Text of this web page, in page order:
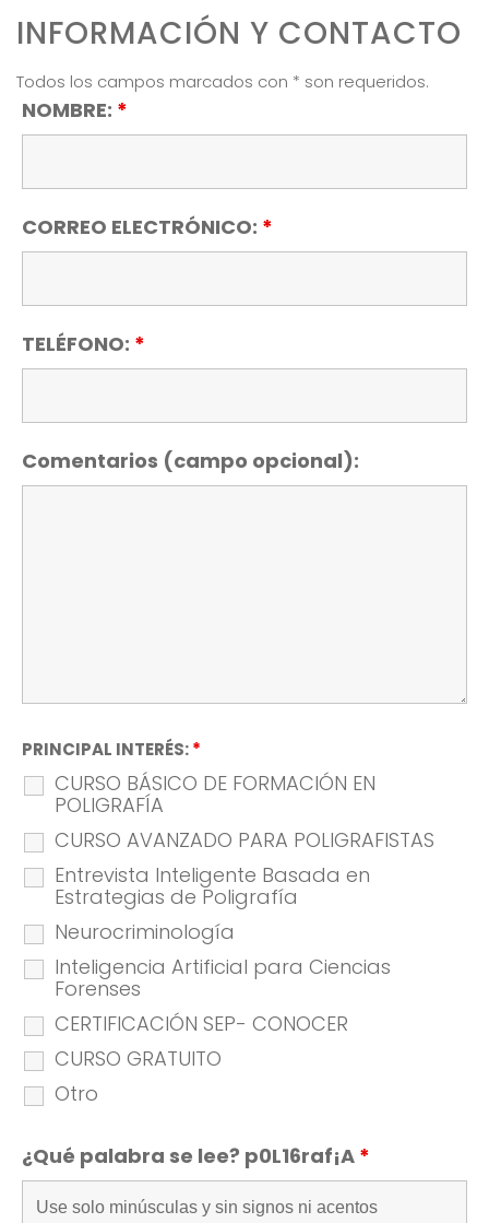
INFORMACIÓN Y CONTACTO
Todos los campos marcados con * son requeridos.
NOMBRE: *
CORREO ELECTRÓNICO: *
TELÉFONO: *
Comentarios (campo opcional):
PRINCIPAL INTERÉS:*
CURSO BÁSICO DE FORMACIÓN EN
POLIGRAFÍA
CURSO AVANZADO PARA POLIGRAFISTAS
Entrevista Inteligente Basada en
Estrategias de Poligrafía
Neurocriminología
Inteligencia Artificial para Ciencias
Forenses
CERTIFICACIÓN SEP- CONOCER
CURSO GRATUITO
Otro
¿Qué palabra se lee? p0L16raf¡A *